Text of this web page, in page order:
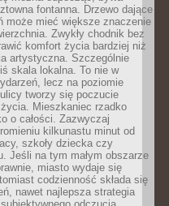
fontanna. Drzewo dające
może mieć większe znaczenie
Zwykły chodnik bez
komfort życia bardziej niż
artystyczna. Szczególnie
skala lokalna. To nie w
lecz na poziomie
tworzy się poczucie
Mieszkaniec rzadko
o całości. Zazwyczaj
kilkunastu minut od
szkoły dziecka czy
Jeśli na tym małym obszarze
miasto wydaje się
codzienność składa się
nawet najlepsza strategia